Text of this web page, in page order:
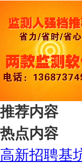
推荐内容
热点内容
高新招聘基